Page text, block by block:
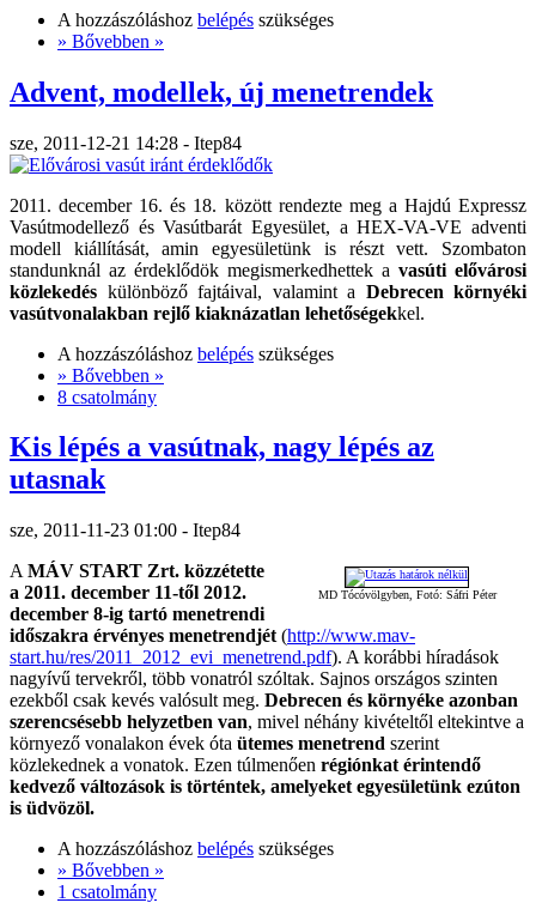
A hozzászóláshoz belépés szükséges
» Bővebben »
Advent, modellek, új menetrendek
sze, 2011-12-21 14:28 - Itep84
2011. december 16. és 18. között rendezte meg a Hajdú Expressz
Vasútmodellező és Vasútbarát Egyesület, a HEX-VA-VE adventi
modell kiállítását, amin egyesületünk is részt vett. Szombaton
standunknál az érdeklődök megismerkedhettek a vasúti elővárosi
közlekedés különböző fajtáival, valamint a Debrecen környéki
vasútvonalakban rejlő kiaknázatlan lehetőségekkel.
A hozzászóláshoz belépés szükséges
» Bővebben »
8 csatolmány
Kis lépés a vasútnak, nagy lépés az
utasnak
sze, 2011-11-23 01:00 - Itep84
MD Tócóvölgyben, Fotó: Sáfri Péter
A MÁV START Zrt. közzétette
a 2011. december 11-től 2012.
december 8-ig tartó menetrendi
időszakra érvényes menetrendjét (http://www.mav-
start.hu/res/2011_2012_evi_menetrend.pdf). A korábbi híradások
nagyívű tervekről, több vonatról szóltak. Sajnos országos szinten
ezekből csak kevés valósult meg. Debrecen és környéke azonban
szerencsésebb helyzetben van, mivel néhány kivételtől eltekintve a
környező vonalakon évek óta ütemes menetrend szerint
közlekednek a vonatok. Ezen túlmenően régiónkat érintendő
kedvező változások is történtek, amelyeket egyesületünk ezúton
is üdvözöl.
A hozzászóláshoz belépés szükséges
» Bővebben »
1 csatolmány